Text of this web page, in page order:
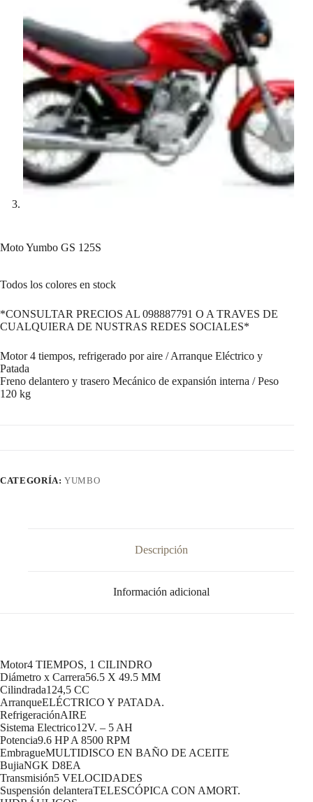
Moto Yumbo GS 125S
Todos los colores en stock
*CONSULTAR PRECIOS AL 098887791 O A TRAVES DE
CUALQUIERA DE NUSTRAS REDES SOCIALES*
Motor 4 tiempos, refrigerado por aire / Arranque Eléctrico y
Patada
Freno delantero y trasero Mecánico de expansión interna / Peso
120 kg
CATEGORÍA:YUMBO
Descripción
Información adicional
Motor4 TIEMPOS, 1 CILINDRO
Diámetro x Carrera56.5 X 49.5 MM
Cilindrada124,5 CC
ArranqueELÉCTRICO Y PATADA.
RefrigeraciónAIRE
Sistema Electrico12V. – 5 AH
Potencia9.6 HP A 8500 RPM
EmbragueMULTIDISCO EN BAÑO DE ACEITE
BujiaNGK D8EA
Transmisión5 VELOCIDADES
Suspensión delanteraTELESCÓPICA CON AMORT.